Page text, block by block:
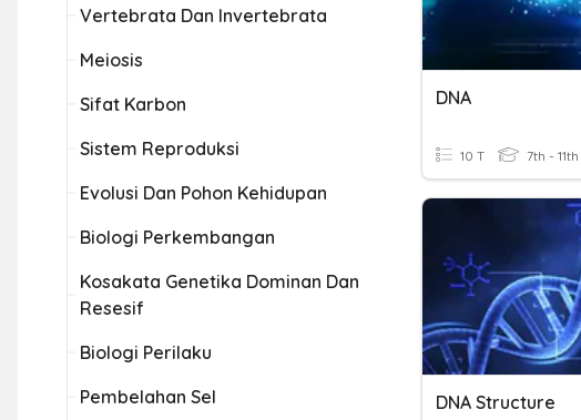
Vertebrata Dan Invertebrata
Meiosis
Sifat Karbon
Sistem Reproduksi
Evolusi Dan Pohon Kehidupan
Biologi Perkembangan
Kosakata Genetika Dominan Dan
Resesif
Biologi Perilaku
Pembelahan Sel
DNA
10 T 7th - 11th
DNA Structure